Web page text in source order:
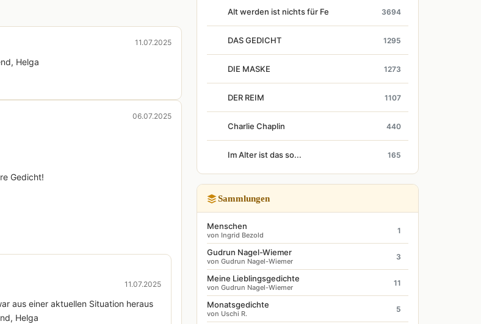
11.07.2025
Helga
06.07.2025
Gedicht!
11.07.2025
aus einer aktuellen Situation heraus
Helga
Alt werden ist nichts für Fe 3694
DAS GEDICHT 1295
DIE MASKE 1273
DER REIM 1107
Charlie Chaplin 440
Im Alter ist das so... 165
Sammlungen
Menschen
von Ingrid Bezold
1
Gudrun Nagel-Wiemer
von Gudrun Nagel-Wiemer
3
Meine Lieblingsgedichte
von Gudrun Nagel-Wiemer
11
Monatsgedichte
von Uschi R.
5